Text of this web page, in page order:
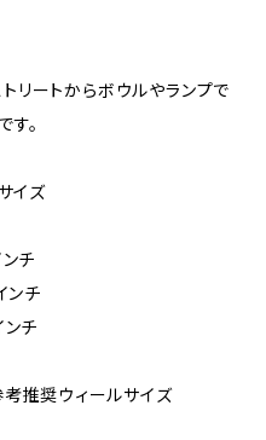
リートからボウルやランプで
。
イズ
チ
ンチ
チ
推奨ウィールサイズ